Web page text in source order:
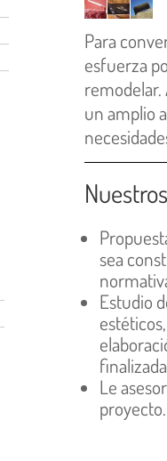
Para
esfuerza
remodelar.
un amplio
sea
Estudio
Le
proyecto.